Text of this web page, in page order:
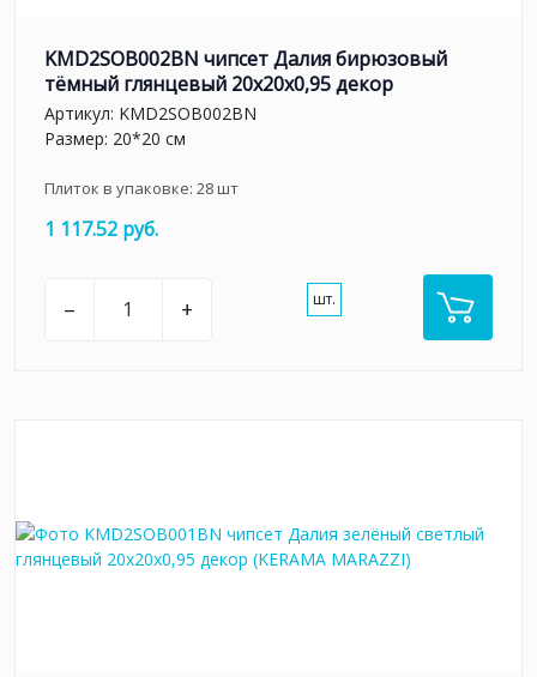
KMD2SOB002BN чипсет Далия бирюзовый
тёмный глянцевый 20x20x0,95 декор
Артикул: KMD2SOB002BN
Размер: 20*20 см
Плиток в упаковке: 28шт
1 117.52 руб.
– + шт.